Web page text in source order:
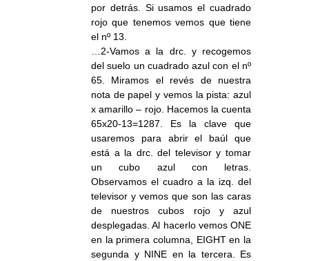
por detrás. Si usamos el cuadrado
rojo que tenemos vemos que tiene
el nº 13.
…2-Vamos a la drc. y recogemos
del suelo un cuadrado azul con el nº
65. Miramos el revés de nuestra
nota de papel y vemos la pista: azul
x amarillo – rojo. Hacemos la cuenta
65x20-13=1287. Es la clave que
usaremos para abrir el baúl que
está a la drc. del televisor y tomar
un cubo azul con letras.
Observamos el cuadro a la izq. del
televisor y vemos que son las caras
de nuestros cubos rojo y azul
desplegadas. Al hacerlo vemos ONE
en la primera columna, EIGHT en la
segunda y NINE en la tercera. Es